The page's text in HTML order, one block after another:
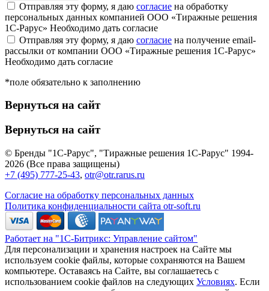
Отправляя эту форму, я даю согласие на обработку
персональных данных компанией ООО «Тиражные решения
1С-Рарус» Необходимо дать согласие
Отправляя эту форму, я даю согласие на получение email-
рассылки от компании ООО «Тиражные решения 1С-Рарус»
Необходимо дать согласие
*поле обязательно к заполнению
Вернуться на сайт
Вернуться на сайт
© Бренды "1С-Рарус", "Тиражные решения 1С-Рарус" 1994-
2026 (Все права защищены)
+7 (495) 777-25-43, otr@otr.rarus.ru
Согласие на обработку персональных данных
Политика конфиденциальности сайта otr-soft.ru
Работает на "1С-Битрикс: Управление сайтом"
Для персонализации и хранения настроек на Сайте мы
используем cookie файлы, которые сохраняются на Вашем
компьютере. Оставаясь на Сайте, вы соглашаетесь с
использованием cookie файлов на следующих Условиях. Если